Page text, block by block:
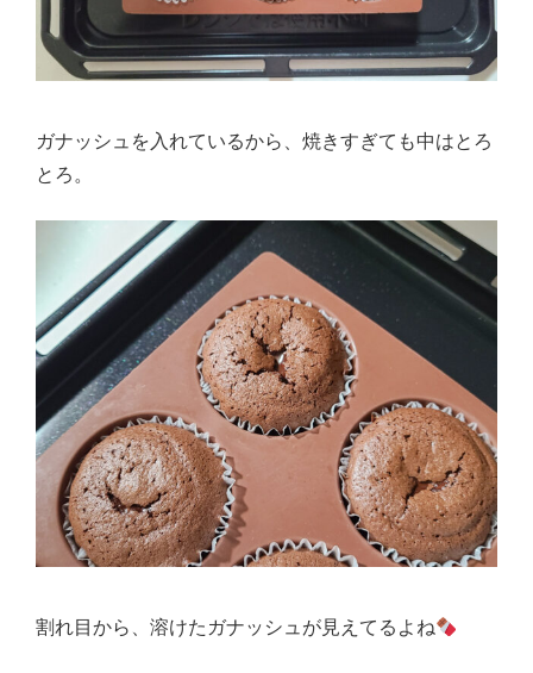
ガナッシュを入れているから、焼きすぎても中はとろ
とろ。
割れ目から、溶けたガナッシュが見えてるよね